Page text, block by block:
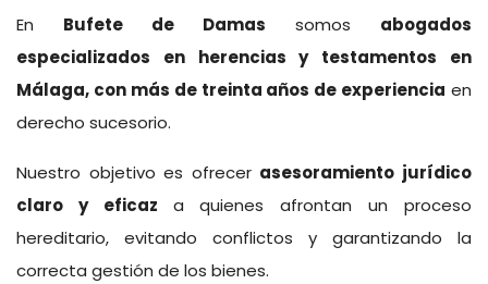
En Bufete de Damas somos abogados
especializados en herencias y testamentos en
Málaga, con más de treinta años de experiencia en
derecho sucesorio.
Nuestro objetivo es ofrecer asesoramiento jurídico
claro y eficaz a quienes afrontan un proceso
hereditario, evitando conflictos y garantizando la
correcta gestión de los bienes.